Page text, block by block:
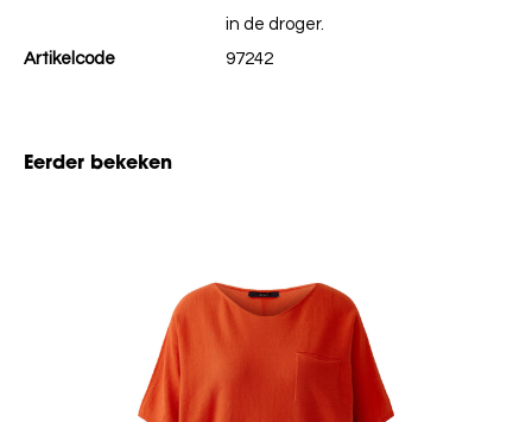
in de droger.
Artikelcode
97242
Eerder bekeken